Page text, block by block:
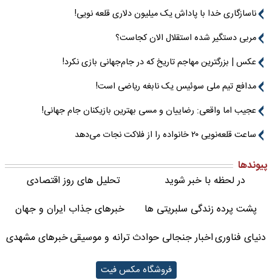
ناسازگاری خدا با پاداش یک میلیون دلاری قلعه نویی!
مربی دستگیر شده استقلال الان کجاست؟
عکس | بزرگترین مهاجم تاریخ که در جام‌جهانی بازی نکرد!
مدافع تیم ملی سوئیس یک نابغه ریاضی است!
عجیب اما واقعی: رضاییان و مسی بهترین بازیکنان جام جهانی!
ساعت قلعه‌نویی ۲۰ خانواده را از فلاکت نجات می‌دهد
پیوندها
در لحظه با خبر شوید
تحلیل های روز اقتصادی
پشت پرده زندگی سلبریتی ها
خبرهای جذاب ایران و جهان
دنیای فناوریاخبار جنجالی حوادثترانه و موسیقیخبرهای مشهدی
فروشگاه مکس فیت